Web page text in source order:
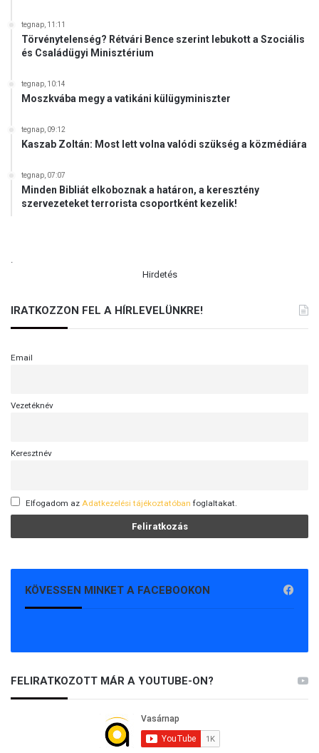
tegnap, 11:11
Törvénytelenség? Rétvári Bence szerint lebukott a Szociális
és Családügyi Minisztérium
tegnap, 10:14
Moszkvába megy a vatikáni külügyminiszter
tegnap, 09:12
Kaszab Zoltán: Most lett volna valódi szükség a közmédiára
tegnap, 07:07
Minden Bibliát elkoboznak a határon, a keresztény
szervezeteket terrorista csoportként kezelik!
Hirdetés
IRATKOZZON FEL A HÍRLEVELÜNKRE!
Email
Vezetéknév
Keresztnév
Elfogadom az Adatkezelési tájékoztatóban foglaltakat.
KÖVESSEN MINKET A FACEBOOKON
FELIRATKOZOTT MÁR A YOUTUBE-ON?